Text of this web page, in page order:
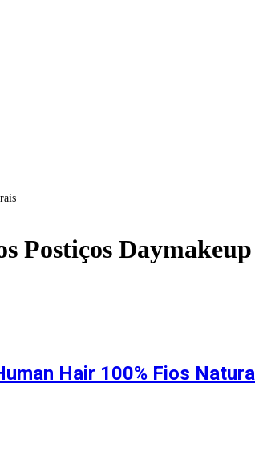
Postiços
Hair 100% Fios